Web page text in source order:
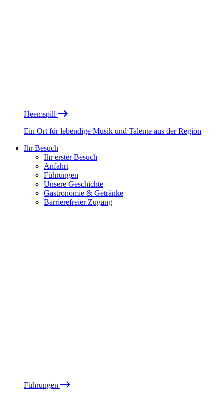
Heemspill
Ein Ort für lebendige Musik und Talente aus der Region
Ihr Besuch
Ihr erster Besuch
Anfahrt
Führungen
Unsere Geschichte
Gastronomie & Getränke
Barrierefreier Zugang
Führungen